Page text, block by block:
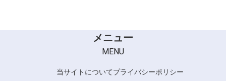
メニュー
MENU
当サイトについてプライバシーポリシー